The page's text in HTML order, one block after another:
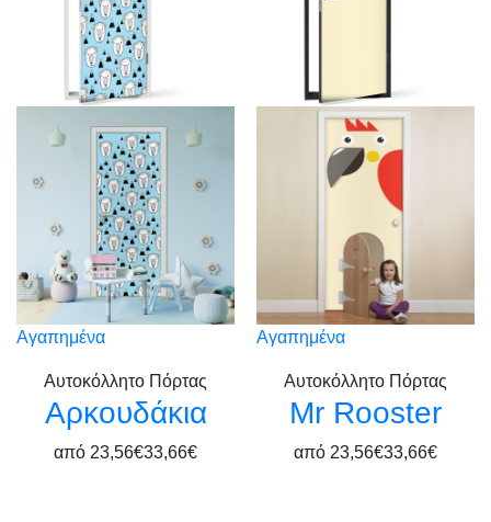
Αγαπημένα
Αυτοκόλλητο Πόρτας
Αρκουδάκια
από 23,56€33,66€
Αγαπημένα
Αυτοκόλλητο Πόρτας
Mr Rooster
από 23,56€33,66€